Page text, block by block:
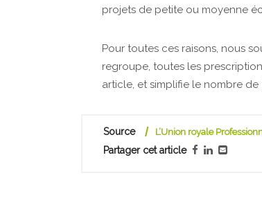
projets de petite ou moyenne
Pour toutes ces raisons, nous
regroupe, toutes les
article, et simplifie le nombre
Source L’Union royale
Partager cet article